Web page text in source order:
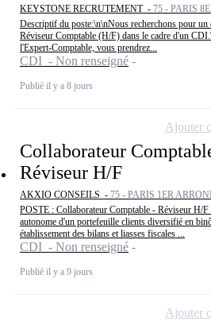
KEYSTONE RECRUTEMENT - 75 - PARIS
Descriptif du poste:\n\nNous recherchons pour
Réviseur Comptable (H/F) dans le cadre d'un
l'Expert-Comptable, vous prendrez...
CDI - Non renseigné
Publié il y a 8 jours
Collaborateur
Réviseur H/F
AKXIO CONSEILS - 75 - PARIS 1ER
POSTE : Collaborateur Comptable - Réviseur H/
autonome d'un portefeuille clients diversifié en
établissement des bilans et liasses fiscales ...
CDI - Non renseigné
Publié il y a 9 jours
Ajouter
Ajouter